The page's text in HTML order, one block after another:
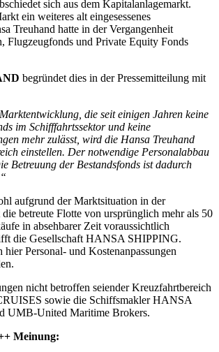
sich aus dem Kapitalanlagemarkt.
ein weiteres alt eingesessenes
Treuhand hatte in der Vergangenheit
Flugzeugfonds und Private Equity Fonds
begründet dies in der Pressemitteilung mit
die seit einigen Jahren keine
im Schifffahrtssektor und keine
mehr zulässt, wird die Hansa Treuhand
einstellen. Der notwendige Personalabbau
Betreuung der Bestandsfonds ist dadurch
aufgrund der Marktsituation in der
betreute Flotte von ursprünglich mehr als 50
in absehbarer Zeit voraussichtlich
die Gesellschaft HANSA SHIPPING.
hier Personal- und Kostenanpassungen
nicht betroffen seiender Kreuzfahrtbereich
sowie die Schiffsmakler HANSA
UMB-United Maritime Brokers.
Meinung: